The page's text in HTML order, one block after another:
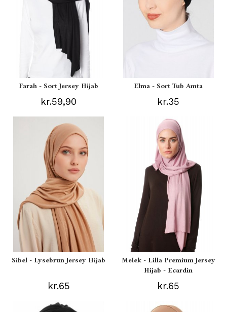
Farah - Sort Jersey Hijab
kr.59,90
Elma - Sort Tub Amta
kr.35
Sibel - Lysebrun Jersey Hijab
kr.65
Melek - Lilla Premium Jersey
Hijab - Ecardin
kr.65